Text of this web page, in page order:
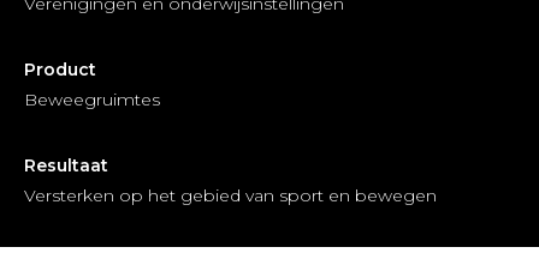
Product
Beweegruimtes
Resultaat
Versterken op het gebied van sport en bewegen